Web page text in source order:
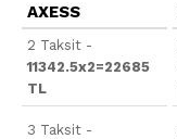
AXESS
2 Taksit -
11342.5x2=22685
TL
3 Taksit -